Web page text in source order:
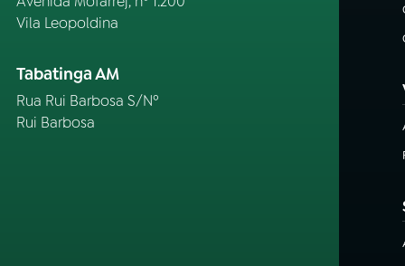
Vila Leopoldina
Tabatinga AM
Rua Rui Barbosa S/Nº
Rui Barbosa